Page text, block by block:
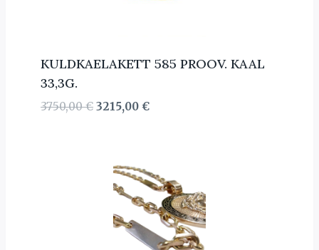
KULDKAELAKETT 585 PROOV. KAAL
33,3G.
3750,00€ Algne
3215,00 €Current